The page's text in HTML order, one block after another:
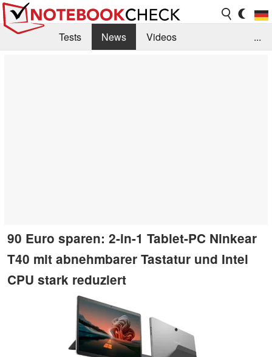
Tests News
Videos
...
90 Euro sparen: 2-in-1 Tablet-PC Ninkear
T40 mit abnehmbarer Tastatur und Intel
CPU stark reduziert